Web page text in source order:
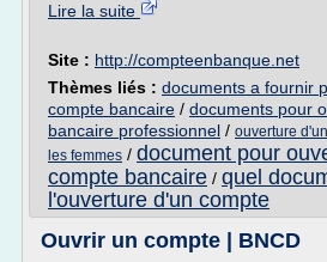
Lire la suite
Site : http://compteenbanque.net
Thèmes liés : documents a fournir
compte bancaire / documents pour
bancaire professionnel / ouverture
les femmes / document pour
compte bancaire / quel
l'ouverture d'un compte
Ouvrir un compte | BNCD